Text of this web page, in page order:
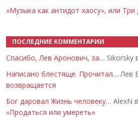
«Музыка как антидот хаосу», или
ПОСЛЕДНИЕ КОММЕНТАРИИ
Спасибо, Лев Аронович, за… Sikorsky
Написано блестяще. Прочитал… Лев
возвращается
Бог даровал Жизнь человеку… AlexN в
«Продаться или умереть»